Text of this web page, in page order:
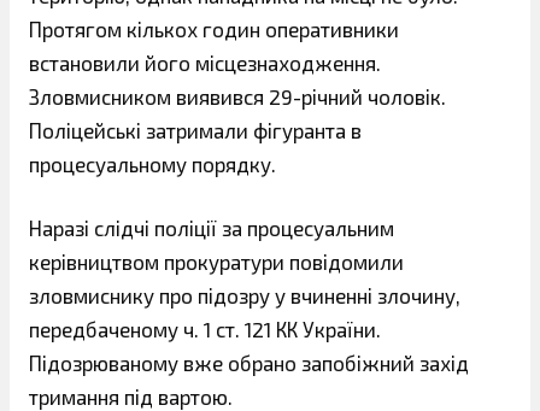
Протягом кількох годин оперативники
встановили його місцезнаходження.
Зловмисником виявився 29-річний чоловік.
Поліцейські затримали фігуранта в
процесуальному порядку.
Наразі слідчі поліції за процесуальним
керівництвом прокуратури повідомили
зловмиснику про підозру у вчиненні злочину,
передбаченому ч. 1 ст. 121 КК України.
Підозрюваному вже обрано запобіжний захід
тримання під вартою.